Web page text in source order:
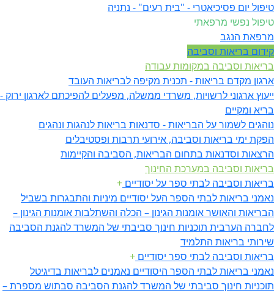
טיפול יום פסיכיאטרי - "בית רעים" - נתניה
טיפול נפשי מרפאתי
מרפאת הנגב
קידום בריאות וסביבה
בריאות וסביבה במקומות עבודה
ארגון מקדם בריאות - תכנית מקיפה לבריאות העובד
ייעוץ ארגוני לרשויות, משרדי ממשלה, מפעלים להפיכתם לארגון ירוק -
בריא ומקיים
נוהגים לשמור על הבריאות - סדנאות בריאות לנהגות ונהגים
הפקת ימי בריאות וסביבה, אירועי תרבות ופסטיבלים
הרצאות וסדנאות בתחום הבריאות, הסביבה והקיימות
בריאות וסביבה במערכת החינוך
בריאות וסביבה לבתי ספר על יסודיים +
נאמני בריאות לבתי הספר העל יסודיים מיניות והתבגרות בשביל
הבריאות והאושראומנות הגינון – הכלה והשתלבותאומנות הגינון –
לחברה הערבית תוכניות חינוך סביבתי של המשרד להגנת הסביבה
שירותי בריאות התלמיד
בריאות וסביבה לבתי ספר יסודיים +
נאמני בריאות לבתי הספר היסודיים נאמנים לבריאות בדיגיטל
תוכניות חינוך סביבתי של המשרד להגנת הסביבה סבתוש מספרת –